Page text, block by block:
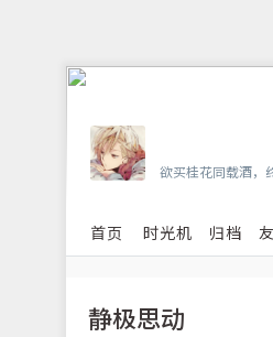
欲买桂花同载酒，
首页 时光机 归档
静极思动